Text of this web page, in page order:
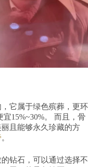
它属于绿色殡葬，更环
15%~30%。 而且，骨
且能够永久珍藏的方
。
钻石，可以通过选择不